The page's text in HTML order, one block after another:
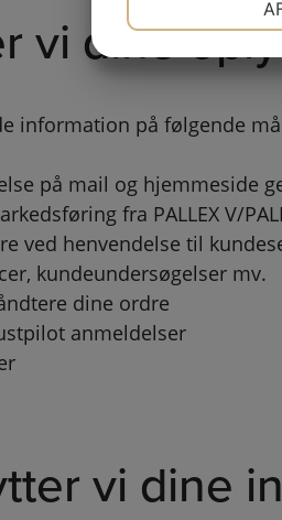
vi dine
information på følgende
på mail og hjemmeside
fra PALLEX V/
ved henvendelse til
kundeundersøgelser mv.
dine ordre
anmeldelser
vi dine